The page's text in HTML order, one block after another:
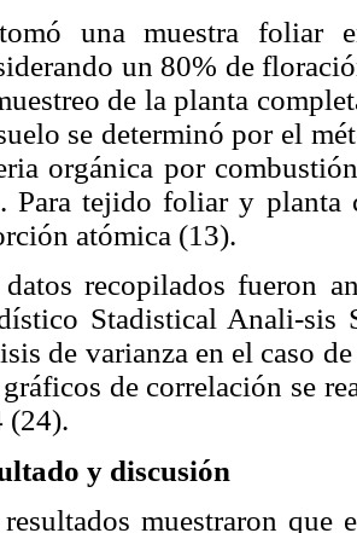
una muestra foliar
un 80% de
de la planta
se determinó por el
orgánica por
Para tejido foliar y planta
atómica (13).
recopilados fueron
Stadistical Anali-
de varianza en el caso
de correlación se
(24).
y discusión
muestraron